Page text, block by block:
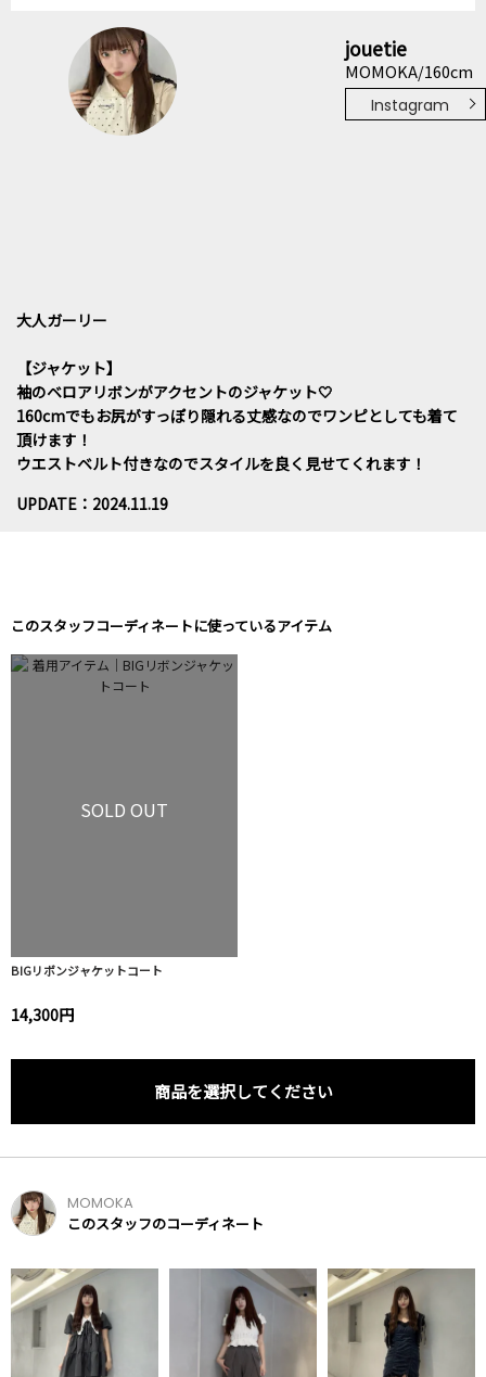
jouetie
MOMOKA/160cm
Instagram
大人ガーリー
【ジャケット】
袖のベロアリボンがアクセントのジャケット🤍
160cmでもお尻がすっぽり隠れる丈感なのでワンピとしても着て
頂けます！
ウエストベルト付きなのでスタイルを良く見せてくれます！
UPDATE：2024.11.19
このスタッフコーディネートに使っているアイテム
SOLD OUT
BIGリボンジャケットコート
14,300円
商品を選択してください
MOMOKA
このスタッフのコーディネート